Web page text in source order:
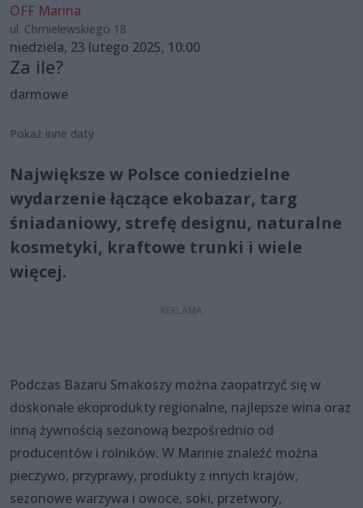
OFF Marina
ul. Chmielewskiego 18
niedziela, 23 lutego 2025, 10:00
Za ile?
darmowe
Pokaż inne daty
Największe w Polsce coniedzielne
wydarzenie łączące ekobazar, targ
śniadaniowy, strefę designu, naturalne
kosmetyki, kraftowe trunki i wiele
więcej.
Podczas Bazaru Smakoszy można zaopatrzyć się w
doskonałe ekoprodukty regionalne, najlepsze wina oraz
inną żywnością sezonową bezpośrednio od
producentów i rolników. W Marinie znaleźć można
pieczywo, przyprawy, produkty z innych krajów,
sezonowe warzywa i owoce, soki, przetwory,